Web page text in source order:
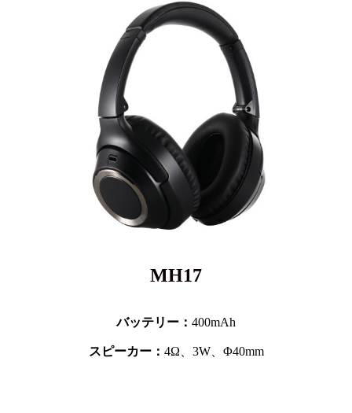
MH17
バッテリー： 400mAh
スピーカー： 4Ω、3W、Φ40mm